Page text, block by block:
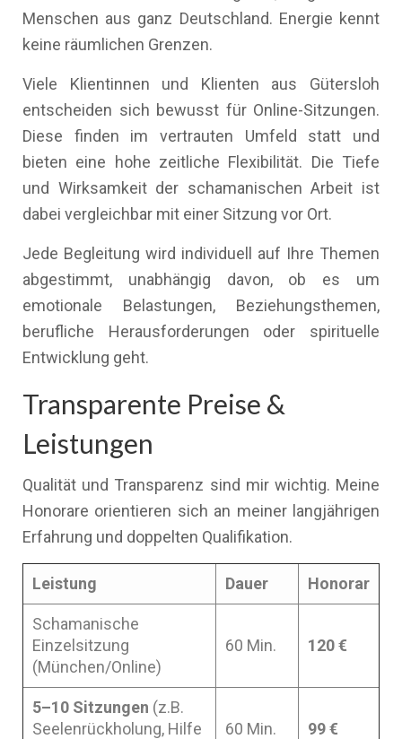
Menschen aus ganz Deutschland. Energie kennt
keine räumlichen Grenzen.
Viele Klientinnen und Klienten aus Gütersloh
entscheiden sich bewusst für Online-Sitzungen.
Diese finden im vertrauten Umfeld statt und
bieten eine hohe zeitliche Flexibilität. Die Tiefe
und Wirksamkeit der schamanischen Arbeit ist
dabei vergleichbar mit einer Sitzung vor Ort.
Jede Begleitung wird individuell auf Ihre Themen
abgestimmt, unabhängig davon, ob es um
emotionale Belastungen, Beziehungsthemen,
berufliche Herausforderungen oder spirituelle
Entwicklung geht.
Transparente Preise &
Leistungen
Qualität und Transparenz sind mir wichtig. Meine
Honorare orientieren sich an meiner langjährigen
Erfahrung und doppelten Qualifikation.
Leistung Dauer Honorar
Schamanische
Einzelsitzung
(München/Online)
60 Min. 120 €
5–10 Sitzungen (z.B.
Seelenrückholung, Hilfe
60 Min. 99 €